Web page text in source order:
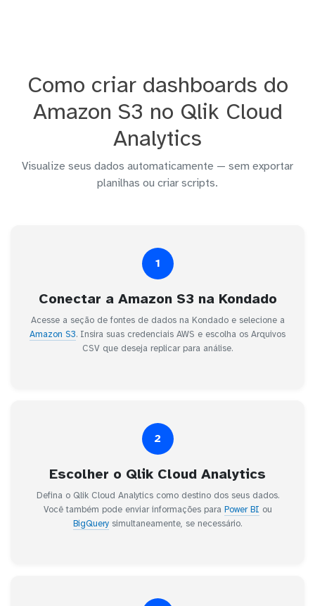
Como criar dashboards do
Amazon S3 no Qlik Cloud
Analytics
Visualize seus dados automaticamente — sem exportar
planilhas ou criar scripts.
1
Conectar a Amazon S3 na Kondado
Acesse a seção de fontes de dados na Kondado e selecione a
Amazon S3. Insira suas credenciais AWS e escolha os Arquivos
CSV que deseja replicar para análise.
2
Escolher o Qlik Cloud Analytics
Defina o Qlik Cloud Analytics como destino dos seus dados.
Você também pode enviar informações para Power BI ou
BigQuery simultaneamente, se necessário.